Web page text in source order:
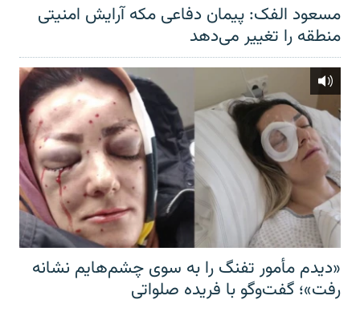
مسعود الفک: پیمان دفاعی مکه آرایش امنیتی
منطقه را تغییر می‌دهد
«دیدم مأمور تفنگ را به سوی چشم‌هایم نشانه
رفت»؛ گفت‌و‌گو با فریده صلواتی